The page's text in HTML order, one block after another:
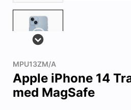
MPU13ZM/A
Apple iPhone 14
med MagSafe